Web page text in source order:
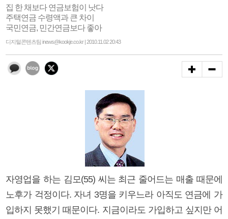
집 한 채보다 연금보험이 낫다
주택연금 수령액과 큰 차이
국민연금, 민간연금보다 좋아
디지털콘텐츠팀 inews@kookje.co.kr | 2010.11.02 20:43
자영업을 하는 김모(55) 씨는 최근 줄어드는 매출 때문에
노후가 걱정이다. 자녀 3명을 키우느라 아직도 연금에 가
입하지 못했기 때문이다. 지금이라도 가입하고 싶지만 어